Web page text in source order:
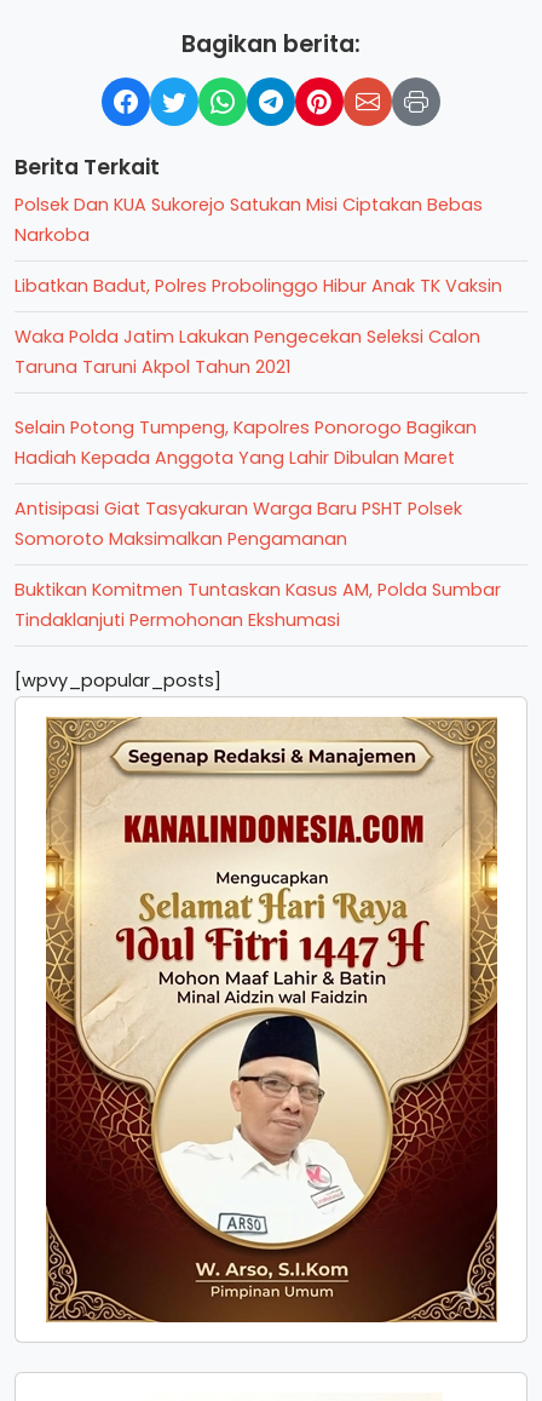
Bagikan berita:
Berita Terkait
Polsek Dan KUA Sukorejo Satukan Misi Ciptakan Bebas
Narkoba
Libatkan Badut, Polres Probolinggo Hibur Anak TK Vaksin
Waka Polda Jatim Lakukan Pengecekan Seleksi Calon
Taruna Taruni Akpol Tahun 2021
Selain Potong Tumpeng, Kapolres Ponorogo Bagikan
Hadiah Kepada Anggota Yang Lahir Dibulan Maret
Antisipasi Giat Tasyakuran Warga Baru PSHT Polsek
Somoroto Maksimalkan Pengamanan
Buktikan Komitmen Tuntaskan Kasus AM, Polda Sumbar
Tindaklanjuti Permohonan Ekshumasi
[wpvy_popular_posts]